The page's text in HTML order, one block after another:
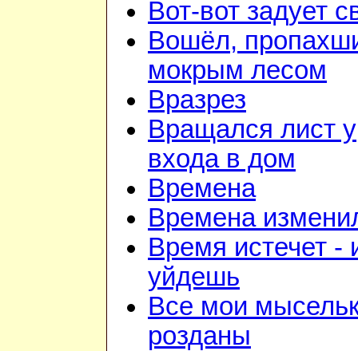
Вот-вот задует
Вошёл,
мокрым лесом
Вразрез
Вращался лист у
входа в дом
Времена
Времена
Время истечет -
уйдешь
Все мои
розданы